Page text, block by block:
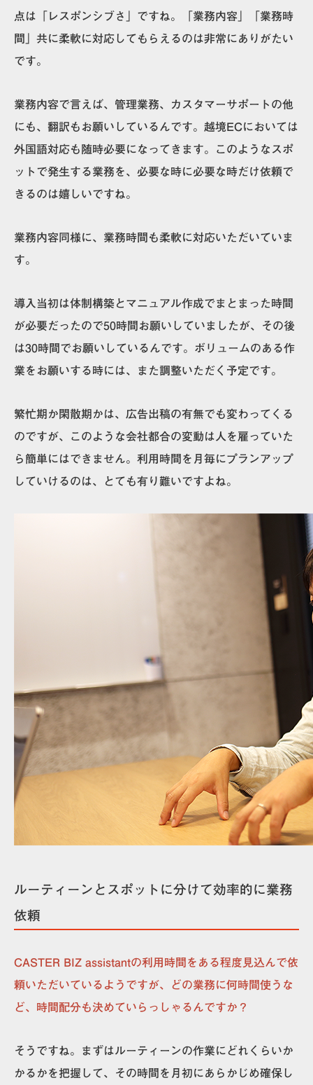
点は「レスポンシブさ」ですね。
「業務内容」「業務時
間」共に柔軟に対応してもらえるのは非常にありがたい
です。
業務内容で言えば、管理業務、カスタマーサポートの他
にも、翻訳もお願いしているんです。越境ECにおいては
外国語対応も随時必要になってきます。このような スポ
ットで発生する業務を、必要な時に必要な時だけ依頼で
きるのは嬉しいですね。
業務内容同様に、業務時間も柔軟に対応いただいていま
す。
導入当初は体制構築とマニュアル作成でまとまった時間
が必要だったので50時間お願いしていましたが、その後
は30時間でお願いしているんです。ボリュームのある作
業をお願いする時には、また調整いただく予定です。
繁忙期か閑散期かは、広告出稿の有無でも変わってくる
のですが、このような会社都合の変動は人を雇っていた
ら簡単にはできません。 利用時間を月毎にプランアップ
していけるのは、とても有り難いですよね。
ルーティーンとスポットに分けて効率的に業務
依頼
CASTER BIZ assistantの利用時間をある程度見込んで依
頼いただいているようですが、どの業務に何時間使うな
ど、時間配分も決めていらっしゃるんですか？
そうですね。まずはルーティーンの作業にどれくらいか
かるかを把握して、その時間を月初にあらかじめ確保し